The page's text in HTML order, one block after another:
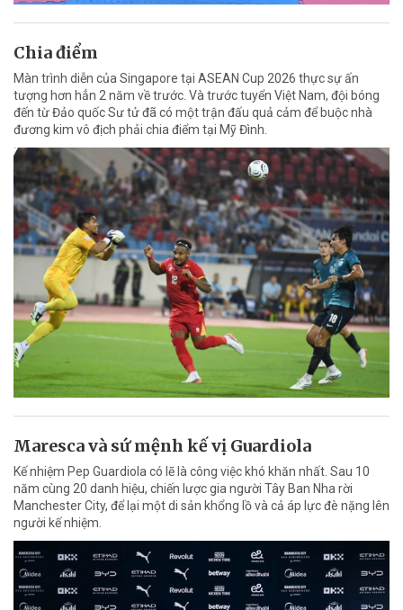
Chia điểm
Màn trình diễn của Singapore tại ASEAN Cup 2026 thực sự ấn
tượng hơn hẳn 2 năm về trước. Và trước tuyển Việt Nam, đội bóng
đến từ Đảo quốc Sư tử đã có một trận đấu quả cảm để buộc nhà
đương kim vô địch phải chia điểm tại Mỹ Đình.
Maresca và sứ mệnh kế vị Guardiola
Kế nhiệm Pep Guardiola có lẽ là công việc khó khăn nhất. Sau 10
năm cùng 20 danh hiệu, chiến lược gia người Tây Ban Nha rời
Manchester City, để lại một di sản khổng lồ và cả áp lực đè nặng lên
người kế nhiệm.